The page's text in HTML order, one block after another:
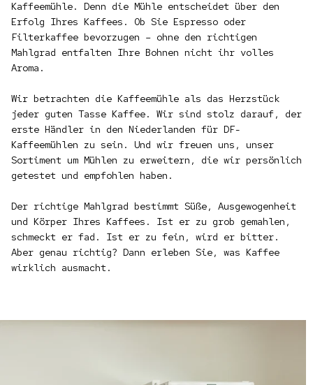
Kaffeemühle. Denn die Mühle entscheidet über den
Erfolg Ihres Kaffees. Ob Sie Espresso oder
Filterkaffee bevorzugen – ohne den richtigen
Mahlgrad entfalten Ihre Bohnen nicht ihr volles
Aroma.
Wir betrachten die Kaffeemühle als das Herzstück
jeder guten Tasse Kaffee. Wir sind stolz darauf, der
erste Händler in den Niederlanden für DF-
Kaffeemühlen zu sein. Und wir freuen uns, unser
Sortiment um Mühlen zu erweitern, die wir persönlich
getestet und empfohlen haben.
Der richtige Mahlgrad bestimmt Süße, Ausgewogenheit
und Körper Ihres Kaffees. Ist er zu grob gemahlen,
schmeckt er fad. Ist er zu fein, wird er bitter.
Aber genau richtig? Dann erleben Sie, was Kaffee
wirklich ausmacht.